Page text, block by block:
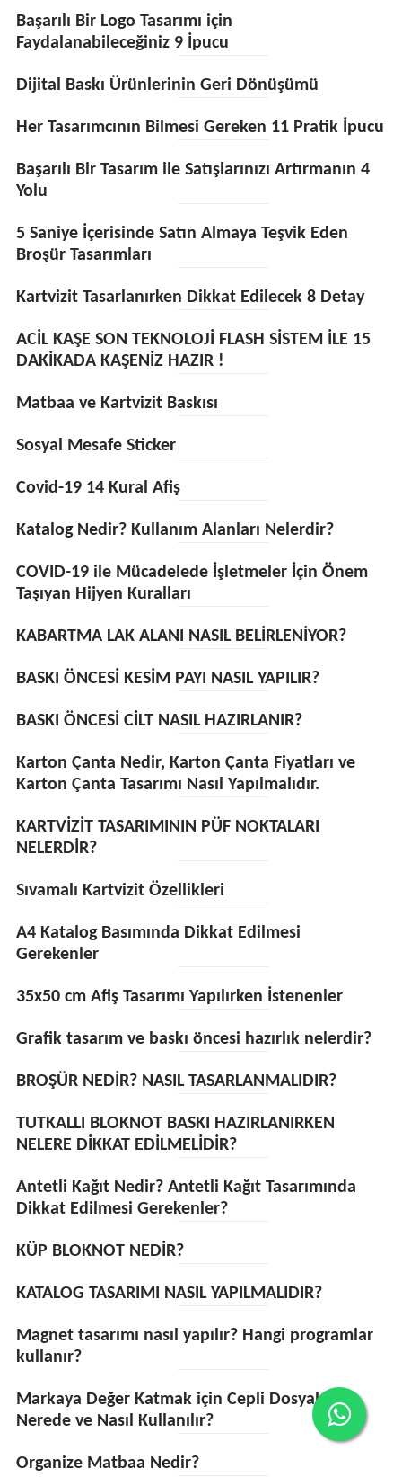
Başarılı Bir Logo Tasarımı için
Faydalanabileceğiniz 9 İpucu
Dijital Baskı Ürünlerinin Geri Dönüşümü
Her Tasarımcının Bilmesi Gereken 11 Pratik İpucu
Başarılı Bir Tasarım ile Satışlarınızı Artırmanın 4
Yolu
5 Saniye İçerisinde Satın Almaya Teşvik Eden
Broşür Tasarımları
Kartvizit Tasarlanırken Dikkat Edilecek 8 Detay
ACİL KAŞE SON TEKNOLOJİ FLASH SİSTEM İLE 15
DAKİKADA KAŞENİZ HAZIR !
Matbaa ve Kartvizit Baskısı
Sosyal Mesafe Sticker
Covid-19 14 Kural Afiş
Katalog Nedir? Kullanım Alanları Nelerdir?
COVID-19 ile Mücadelede İşletmeler İçin Önem
Taşıyan Hijyen Kuralları
KABARTMA LAK ALANI NASIL BELİRLENİYOR?
BASKI ÖNCESİ KESİM PAYI NASIL YAPILIR?
BASKI ÖNCESİ CİLT NASIL HAZIRLANIR?
Karton Çanta Nedir, Karton Çanta Fiyatları ve
Karton Çanta Tasarımı Nasıl Yapılmalıdır.
KARTVİZİT TASARIMININ PÜF NOKTALARI
NELERDİR?
Sıvamalı Kartvizit Özellikleri
A4 Katalog Basımında Dikkat Edilmesi
Gerekenler
35x50 cm Afiş Tasarımı Yapılırken İstenenler
Grafik tasarım ve baskı öncesi hazırlık nelerdir?
BROŞÜR NEDİR? NASIL TASARLANMALIDIR?
TUTKALLI BLOKNOT BASKI HAZIRLANIRKEN
NELERE DİKKAT EDİLMELİDİR?
Antetli Kağıt Nedir? Antetli Kağıt Tasarımında
Dikkat Edilmesi Gerekenler?
KÜP BLOKNOT NEDİR?
KATALOG TASARIMI NASIL YAPILMALIDIR?
Magnet tasarımı nasıl yapılır? Hangi programlar
kullanır?
Markaya Değer Katmak için Cepli Dosyalar
Nerede ve Nasıl Kullanılır?
Organize Matbaa Nedir?